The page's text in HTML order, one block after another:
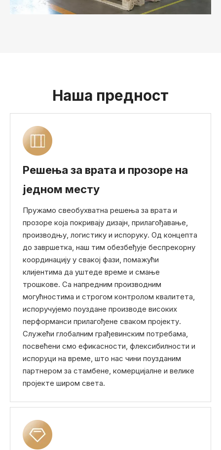
Наша предност
Решења за врата и прозоре на
једном месту
Пружамо свеобухватна решења за врата и
прозоре која покривају дизајн, прилагођавање,
производњу, логистику и испоруку. Од концепта
до завршетка, наш тим обезбеђује беспрекорну
координацију у свакој фази, помажући
клијентима да уштеде време и смање
трошкове. Са напредним производним
могућностима и строгом контролом квалитета,
испоручујемо поуздане производе високих
перформанси прилагођене сваком пројекту.
Служећи глобалним грађевинским потребама,
посвећени смо ефикасности, флексибилности и
испоруци на време, што нас чини поузданим
партнером за стамбене, комерцијалне и велике
пројекте широм света.